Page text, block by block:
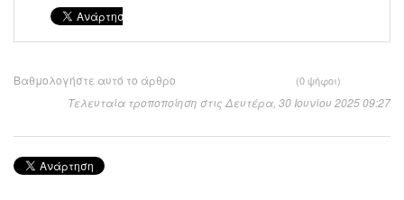
Βαθμολογήστε αυτό το άρθρο (0 ψήφοι)
Τελευταία τροποποίηση στις Δευτέρα, 30 Ιουνίου 2025 09:27